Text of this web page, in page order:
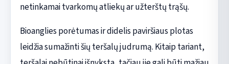
netinkamai tvarkomų atliekų ar užterštų trąšų.
Bioanglies porėtumas ir didelis paviršiaus plotas
leidžia sumažinti šių teršalų judrumą. Kitaip tariant,